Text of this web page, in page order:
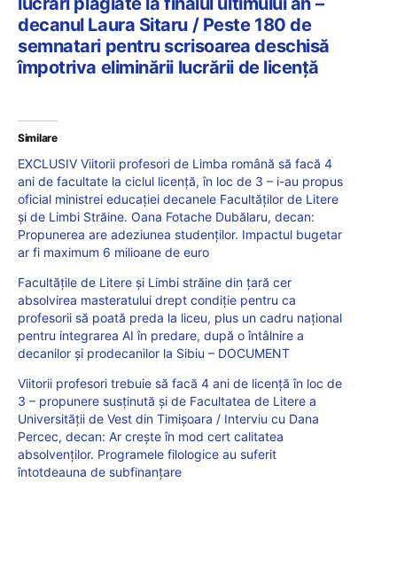
decanul Laura Sitaru / Peste 180 de
semnatari pentru scrisoarea deschisă
împotriva eliminării lucrării de licență
Similare
EXCLUSIV Viitorii profesori de Limba română să facă 4
ani de facultate la ciclul licență, în loc de 3 – i-au propus
oficial ministrei educației decanele Facultăților de Litere
și de Limbi Străine. Oana Fotache Dubălaru, decan:
Propunerea are adeziunea studenților. Impactul bugetar
ar fi maximum 6 milioane de euro
Facultățile de Litere și Limbi străine din țară cer
absolvirea masteratului drept condiție pentru ca
profesorii să poată preda la liceu, plus un cadru național
pentru integrarea AI în predare, după o întâlnire a
decanilor și prodecanilor la Sibiu – DOCUMENT
Viitorii profesori trebuie să facă 4 ani de licență în loc de
3 – propunere susținută și de Facultatea de Litere a
Universității de Vest din Timișoara / Interviu cu Dana
Percec, decan: Ar crește în mod cert calitatea
absolvenților. Programele filologice au suferit
întotdeauna de subfinanțare